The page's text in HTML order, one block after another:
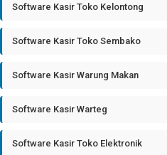
Software Kasir Toko Kelontong
Software Kasir Toko Sembako
Software Kasir Warung Makan
Software Kasir Warteg
Software Kasir Toko Elektronik